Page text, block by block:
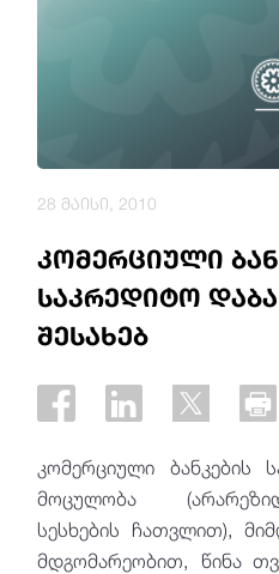
კომერციული
საკრედიტო
შესახებ
28 მაისი, 2010
კომერციული ბანკების
მოცულობა
სესხების ჩათვლით),
მდგომარეობით, წინა